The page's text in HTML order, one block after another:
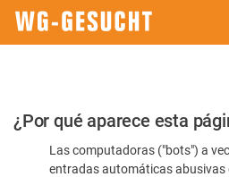
Por
favor,
confirme
¿Por qué aparece esta
Las computadoras ("bots") a
entradas automáticas abusivas